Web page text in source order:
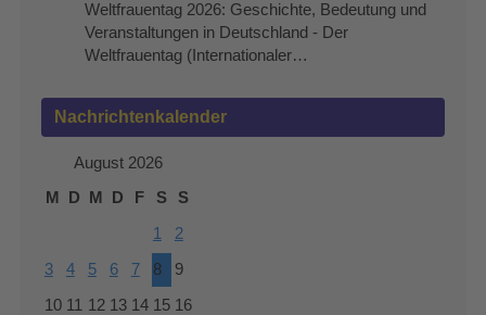
Weltfrauentag 2026: Geschichte, Bedeutung und
Veranstaltungen in Deutschland - Der
Weltfrauentag (Internationaler…
Nachrichtenkalender
August 2026
M
D M D F S S
1 2
3 4 5 6 7 8 9
10 11 12 13 14 15 16